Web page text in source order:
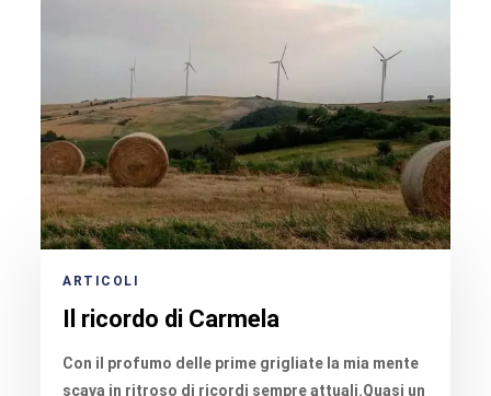
ARTICOLI
Il ricordo di Carmela
Con il profumo delle prime grigliate la mia mente
scava in ritroso di ricordi sempre attuali.Quasi un